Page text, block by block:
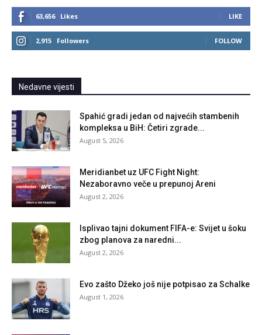
63,656 Likes LIKE
2,915 Followers FOLLOW
Nedavne vijesti
Spahić gradi jedan od najvećih stambenih
kompleksa u BiH: Četiri zgrade...
August 5, 2026
Meridianbet uz UFC Fight Night:
Nezaboravno veče u prepunoj Areni
August 2, 2026
Isplivao tajni dokument FIFA-e: Svijet u šoku
zbog planova za naredni...
August 2, 2026
Evo zašto Džeko još nije potpisao za Schalke
August 1, 2026